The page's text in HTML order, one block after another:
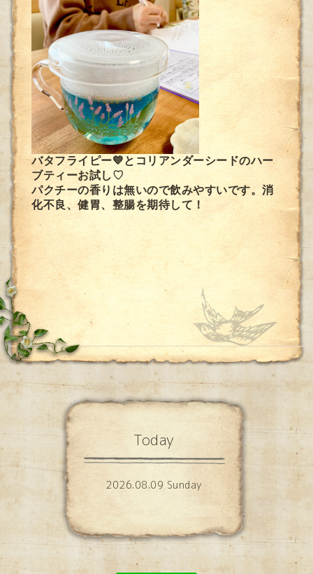
バタフライピー💙とコリアンダーシードのハー
ブティーお試し♡
パクチーの香りは無いので飲みやすいです。消
化不良、健胃、整腸を期待して！
Today
2026.08.09 Sunday